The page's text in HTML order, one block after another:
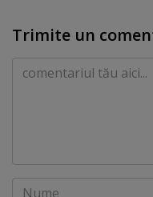
Trimite un
Comentariu
Nume